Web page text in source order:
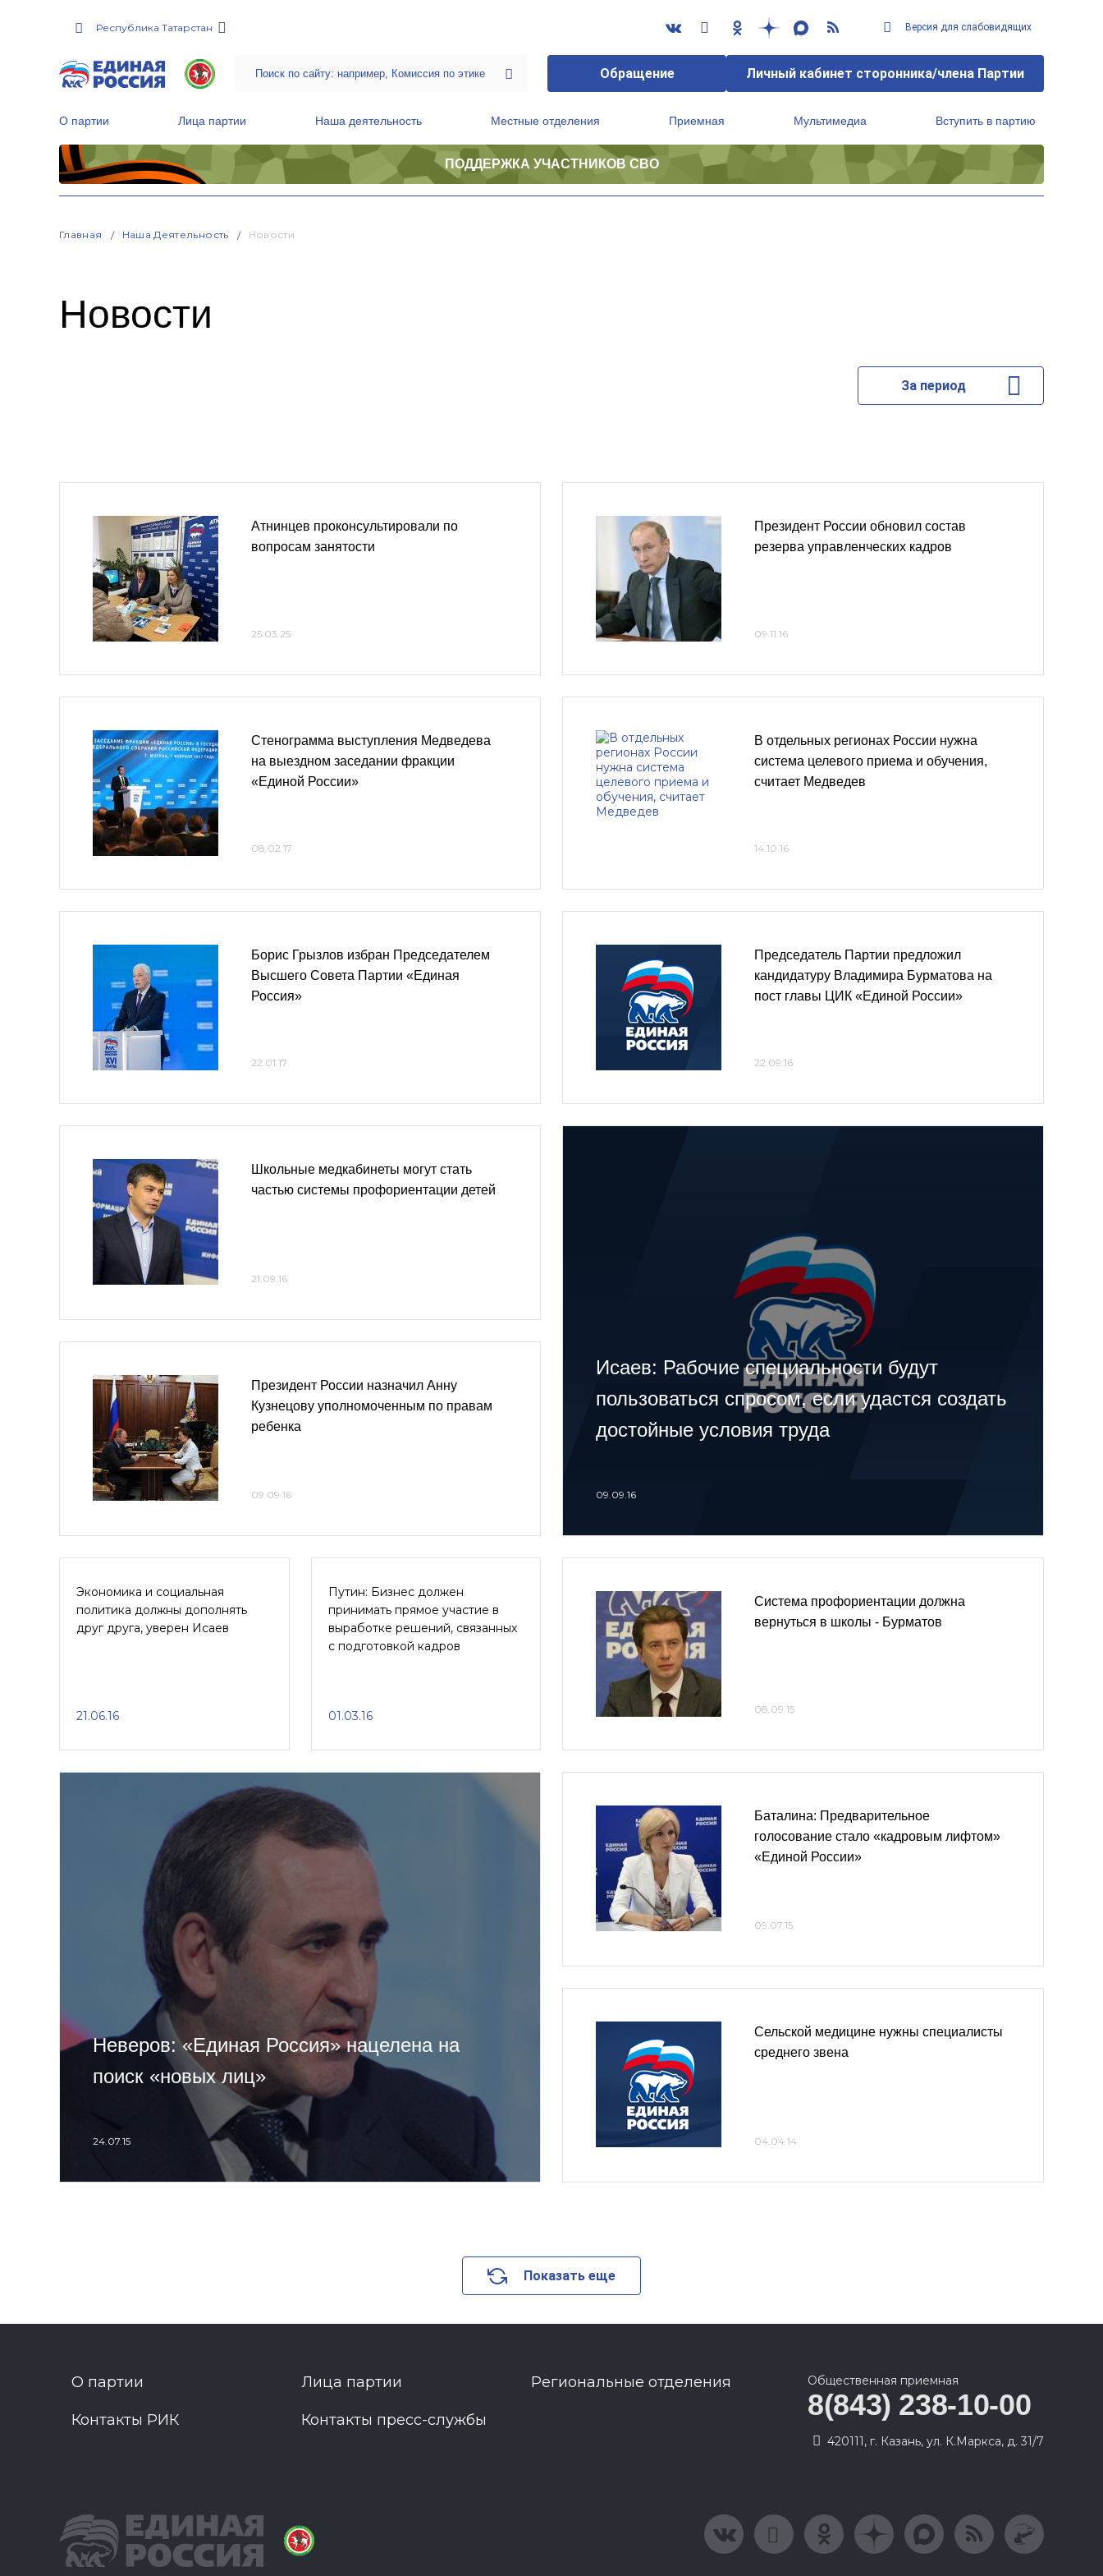
Республика Татарстан Версия для слабовидящих
Обращение Личный кабинет сторонника/члена Партии
О партии Лица партии Наша деятельность Местные отделения Приемная Мультимедиа Вступить в партию
ПОДДЕРЖКА УЧАСТНИКОВ СВО
Главная Наша Деятельность Новости
Новости
За период
Атнинцев проконсультировали по
вопросам занятости
25.03.25
Стенограмма выступления Медведева
на выездном заседании фракции
«Единой России»
08.02.17
Борис Грызлов избран Председателем
Высшего Совета Партии «Единая
Россия»
22.01.17
Президент России обновил состав
резерва управленческих кадров
09.11.16
В отдельных регионах России нужна
система целевого приема и обучения,
считает Медведев
14.10.16
Председатель Партии предложил
кандидатуру Владимира Бурматова на
пост главы ЦИК «Единой России»
22.09.16
Школьные медкабинеты могут стать
частью системы профориентации детей
21.09.16
Президент России назначил Анну
Кузнецову уполномоченным по правам
ребенка
09.09.16
Исаев: Рабочие специальности будут
пользоваться спросом, если удастся создать
достойные условия труда
09.09.16
Экономика и социальная
политика должны дополнять
друг друга, уверен Исаев
21.06.16
Путин: Бизнес должен
принимать прямое участие в
выработке решений, связанных
с подготовкой кадров
01.03.16
Система профориентации должна
вернуться в школы - Бурматов
08.09.15
Неверов: «Единая Россия» нацелена на
поиск «новых лиц»
24.07.15
Баталина: Предварительное
голосование стало «кадровым лифтом»
«Единой России»
09.07.15
Сельской медицине нужны специалисты
среднего звена
04.04.14
Показать еще
О партии Лица партии Региональные отделения
Контакты РИК Контакты пресс-службы
Общественная приемная
8(843) 238-10-00
420111, г. Казань, ул. К.Маркса, д. 31/7